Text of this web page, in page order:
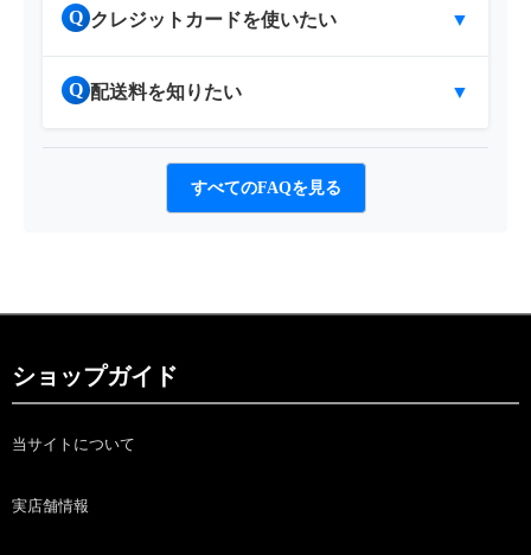
Q クレジットカードを使いたい ▼
Q 配送料を知りたい ▼
すべてのFAQを見る
ショップガイド
当サイトについて
実店舗情報